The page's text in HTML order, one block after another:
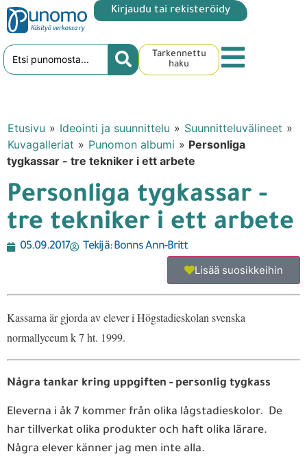
Kirjaudu tai rekisteröidy
Tarkennettu
haku
Etusivu » Ideointi ja suunnittelu » Suunnitteluvälineet »
Kuvagalleriat » Punomon albumi » Personliga
tygkassar - tre tekniker i ett arbete
Personliga tygkassar -
tre tekniker i ett arbete
05.09.2017 Tekijä:Bonns Ann-Britt
Lisää suosikkeihin
Kassarna är gjorda av elever i Högstadieskolan svenska
normallyceum k 7 ht. 1999.
Några tankar kring uppgiften - personlig tygkass
Eleverna i åk 7 kommer från olika lågstadieskolor. De
har tillverkat olika produkter och haft olika lärare.
Några elever känner jag men inte alla.